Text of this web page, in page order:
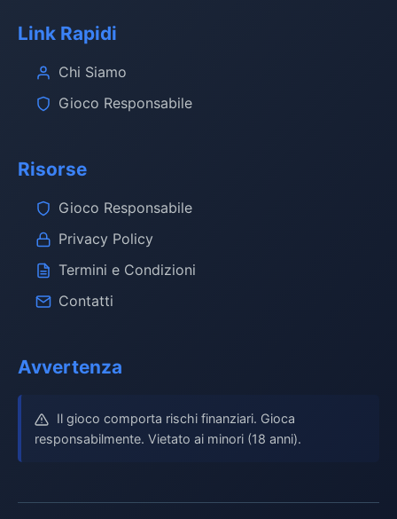
Link Rapidi
Chi Siamo
Gioco Responsabile
Risorse
Gioco Responsabile
Privacy Policy
Termini e Condizioni
Contatti
Avvertenza
Il gioco comporta rischi finanziari. Gioca
responsabilmente. Vietato ai minori (18 anni).